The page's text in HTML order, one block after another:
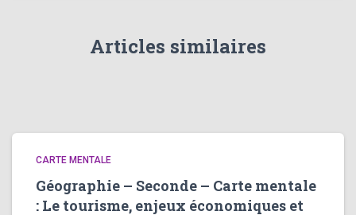
Articles similaires
CARTE MENTALE
Géographie – Seconde – Carte mentale
: Le tourisme, enjeux économiques et